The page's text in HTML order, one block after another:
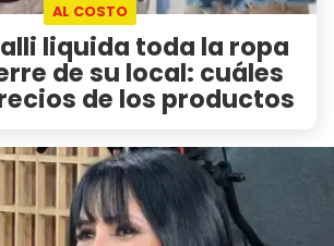
AL COSTO
liquida toda la ropa
de su local: cuáles
de los productos